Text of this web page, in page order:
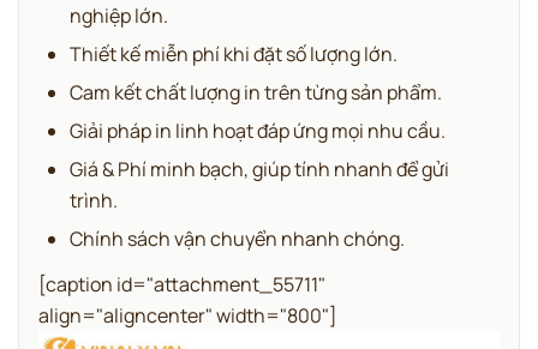
nghiệp lớn.
Thiết kế miễn phí khi đặt số lượng lớn.
Cam kết chất lượng in trên từng sản phẩm.
Giải pháp in linh hoạt đáp ứng mọi nhu cầu.
Giá & Phí minh bạch, giúp tính nhanh để gửi
trình.
Chính sách vận chuyển nhanh chóng.
[caption id="attachment_55711"
align="aligncenter" width="800"]